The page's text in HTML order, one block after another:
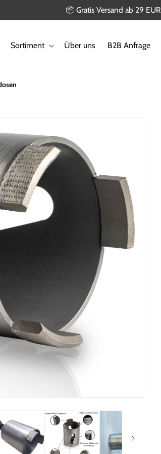
📦 Gratis Versand ab 29 EUR
Sortiment Über uns B2B Anfrage